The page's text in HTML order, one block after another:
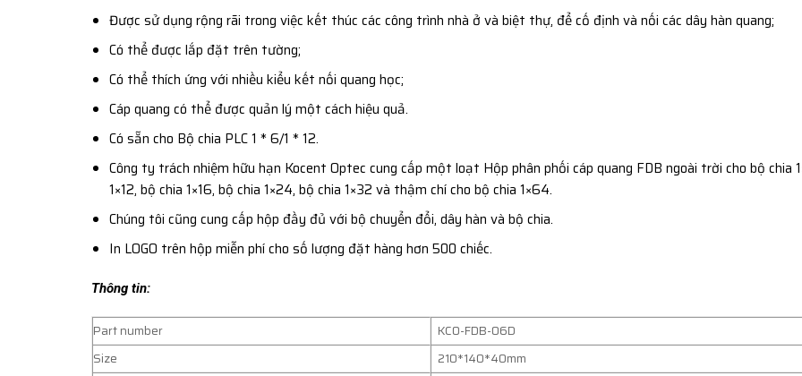
Được sử dụng rộng rãi trong việc kết thúc các công trình nhà ở và biệt thự, để cố định và nối các dây hàn quang;
Có thể được lắp đặt trên tường;
Có thể thích ứng với nhiều kiểu kết nối quang học;
Cáp quang có thể được quản lý một cách hiệu quả.
Có sẵn cho Bộ chia PLC 1 * 6/1 * 12.
Công ty trách nhiệm hữu hạn Kocent Optec cung cấp một loạt Hộp phân phối cáp quang FDB ngoài trời cho bộ chia
1×12, bộ chia 1×16, bộ chia 1×24, bộ chia 1×32 và thậm chí cho bộ chia 1×64.
Chúng tôi cũng cung cấp hộp đầy đủ với bộ chuyển đổi, dây hàn và bộ chia.
In LOGO trên hộp miễn phí cho số lượng đặt hàng hơn 500 chiếc.
Thông tin:
Part number
KCO-FDB-06D
Size
210*140*40mm